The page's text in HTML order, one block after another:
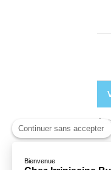
Continuer sans accepter
Bienvenue